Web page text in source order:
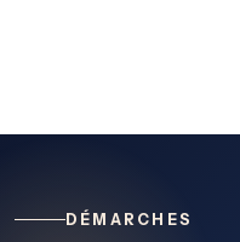
DÉMARCHES